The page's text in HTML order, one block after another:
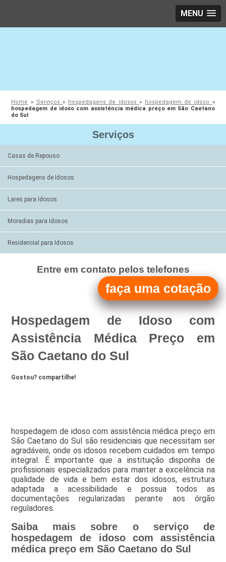
MENU
Home » Serviços» hospedagens de idosos» hospedagem de idoso »
hospedagem de idoso com assistência médica preço em São Caetano
do Sul
Serviços
Casas de Repouso
Hospedagens de Idosos
Lares para Idosos
Moradias para Idosos
Residencial para Idosos
Entre em contato pelos telefones
(11)
(11)
Hospedagem de Idoso com
Assistência Médica Preço em
São Caetano do Sul
Gostou? compartilhe!
hospedagem de idoso com assistência médica preço em
São Caetano do Sul são residenciais que necessitam ser
agradáveis, onde os idosos recebem cuidados em tempo
integral. É importante que a instituição disponha de
profissionais especializados para manter a excelência na
qualidade de vida e bem estar dos idosos, estrutura
adaptada a acessibilidade e possua todos as
documentações regularizadas perante aos órgão
reguladores.
Saiba mais sobre o serviço de
hospedagem de idoso com assistência
médica preço em São Caetano do Sul
faça uma cotação